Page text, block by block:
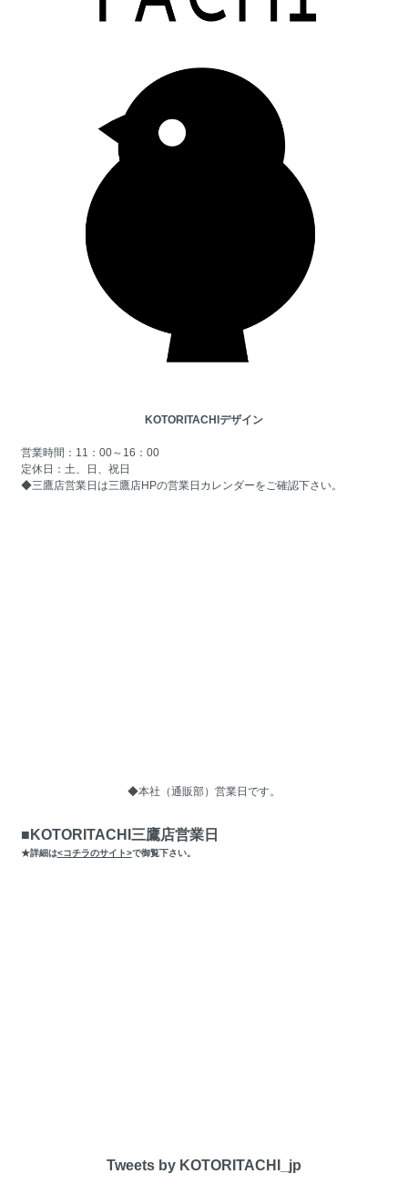
KOTORITACHIデザイン
営業時間：11：00～16：00
定休日：土、日、祝日
◆三鷹店営業日は三鷹店HPの営業日カレンダーをご確認下さい。
◆本社（通販部）営業日です。
■KOTORITACHI三鷹店営業日
★詳細は<コチラのサイト>で御覧下さい。
Tweets by KOTORITACHI_jp